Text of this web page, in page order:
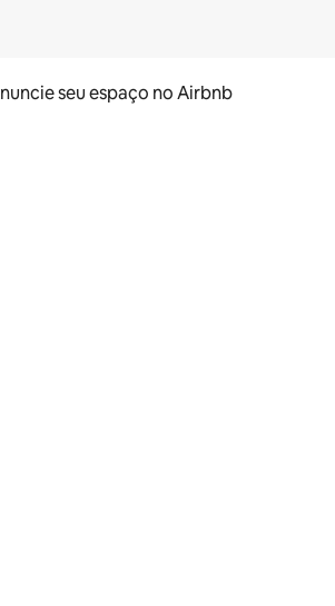
seu espaço no Airbnb